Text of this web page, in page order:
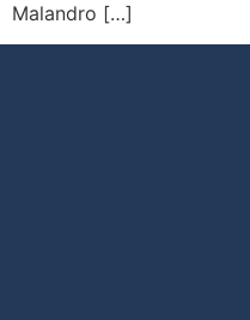
Malandro […]